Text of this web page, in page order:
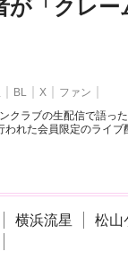
が「クレ
BL X
ファン
クラブの生配信で語っ
われた会員限定のライブ
横浜流星 松山